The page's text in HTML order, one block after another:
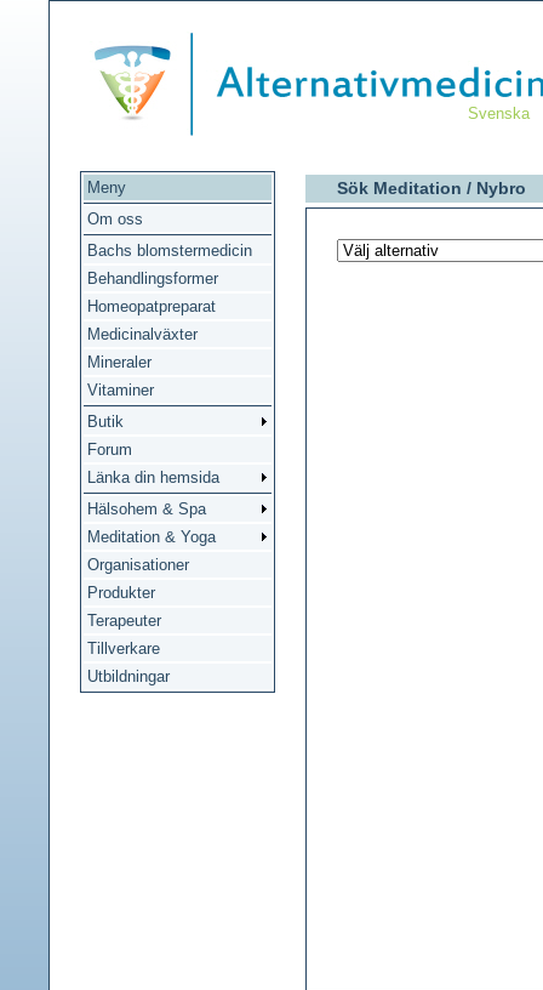
Svenska
Meny
Om oss
Bachs blomstermedicin
Behandlingsformer
Homeopatpreparat
Medicinalväxter
Mineraler
Vitaminer
Butik
Forum
Länka din hemsida
Hälsohem & Spa
Meditation & Yoga
Organisationer
Produkter
Terapeuter
Tillverkare
Utbildningar
Sök Meditation / Nybro